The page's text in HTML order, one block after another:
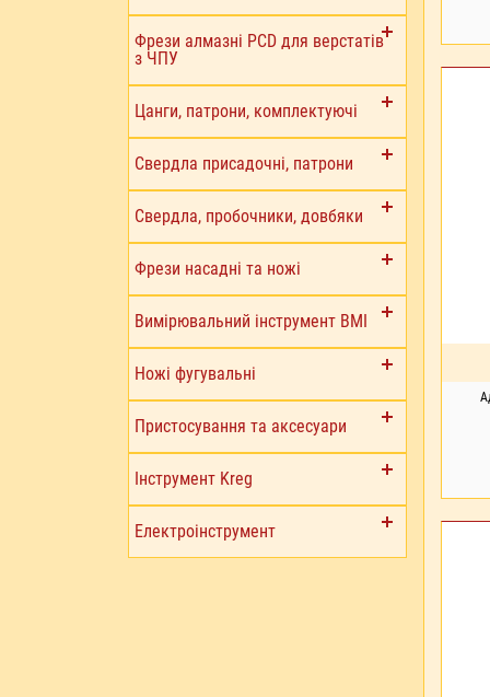
Фрези алмазні PCD для верстатів
з ЧПУ
Цанги, патрони, комплектуючі
Свердла присадочні, патрони
Свердла, пробочники, довбяки
Фрези насадні та ножі
Вимірювальний інструмент BMI
Ножі фугувальні
Пристосування та аксесуари
Інструмент Kreg
Електроінструмент